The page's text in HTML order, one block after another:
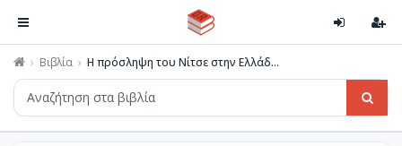
Βιβλία Η πρόσληψη του Νίτσε στην Ελλάδ...